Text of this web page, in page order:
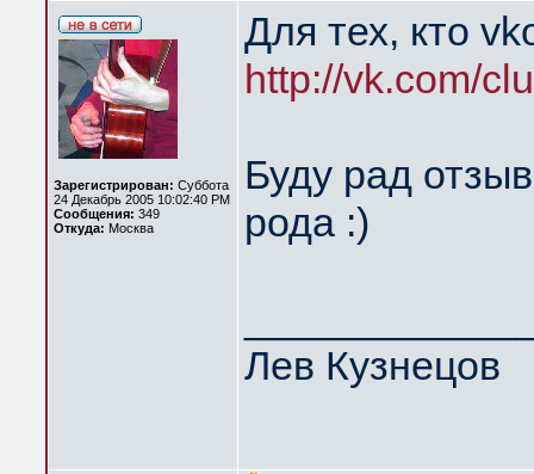
Зарегистрирован: Суббота
24 Декабрь 2005 10:02:40 PM
Сообщения: 349
Откуда: Москва
Для тех, кто
http://vk.com/
Буду рад
рода :)
Лев Кузнецов